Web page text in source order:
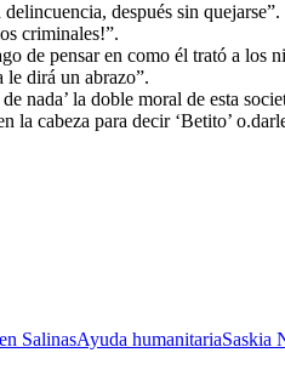
después sin quejarse”.
criminales!”.
de pensar en como él trató a los
dirá un abrazo”.
nada’ la doble moral de esta
la cabeza para decir ‘Betito’
SalinasAyuda humanitariaSaskia